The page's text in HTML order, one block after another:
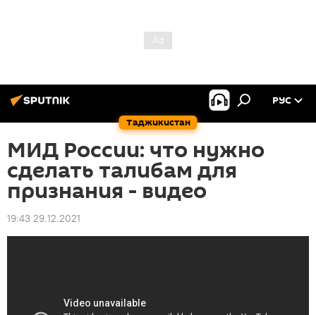
Таджикистан
РУС
МИД России: что нужно
сделать талибам для
признания - видео
19:43 29.12.2021